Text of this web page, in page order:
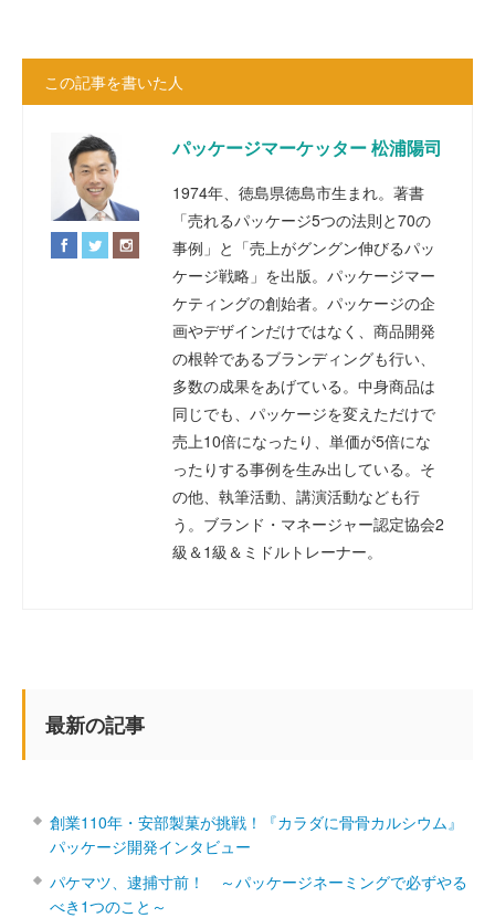
この記事を書いた人
パッケージマーケッター 松浦陽司
1974年、徳島県徳島市生まれ。著書
「売れるパッケージ5つの法則と70の
事例」と「売上がグングン伸びるパッ
ケージ戦略」を出版。パッケージマー
ケティングの創始者。パッケージの企
画やデザインだけではなく、商品開発
の根幹であるブランディングも行い、
多数の成果をあげている。中身商品は
同じでも、パッケージを変えただけで
売上10倍になったり、単価が5倍にな
ったりする事例を生み出している。そ
の他、執筆活動、講演活動なども行
う。ブランド・マネージャー認定協会2
級＆1級＆ミドルトレーナー。
最新の記事
創業110年・安部製菓が挑戦！『カラダに骨骨カルシウム』
パッケージ開発インタビュー
パケマツ、逮捕寸前！ ～パッケージネーミングで必ずやる
べき1つのこと～